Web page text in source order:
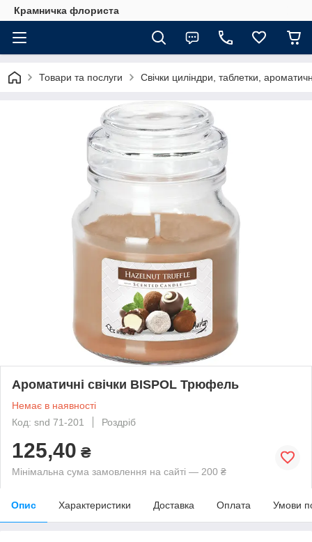
Крамничка флориста
Товари та послуги Свічки циліндри, таблетки,
Ароматичні свічки BISPOL Трюфель
Немає в наявності
Код: snd 71-201
Роздріб
125,40 ₴
Мінімальна сума замовлення на сайті — 200 ₴
Опис Характеристики Доставка Оплата Умови